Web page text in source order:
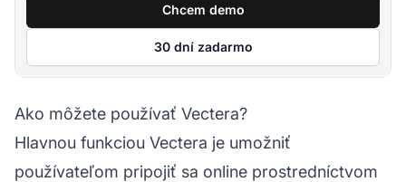
Chcem demo
30 dní zadarmo
Ako môžete používať Vectera?
Hlavnou funkciou Vectera je umožniť
používateľom pripojiť sa online prostredníctvom